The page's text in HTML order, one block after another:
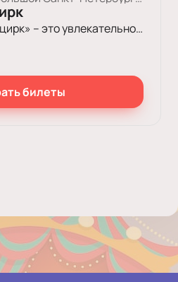
Шоу «Королевский цирк» – это увлекательное путешествие в мир красоты, роскоши и грации, отваги и ловкости, изысканного стиля и невероятных человеческих возможностей.
билеты